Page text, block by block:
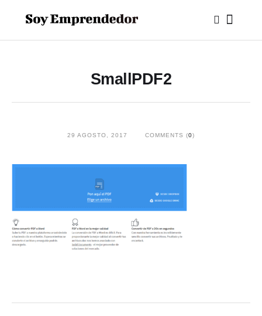
SmallPDF2
29 AGOSTO, 2017 COMMENTS (0)